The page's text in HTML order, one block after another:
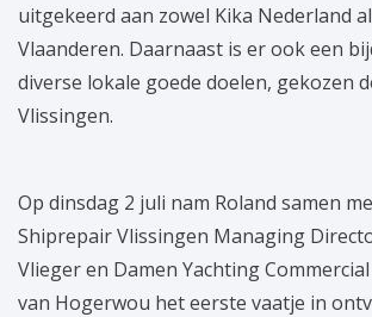
uitgekeerd aan zowel Kika Nederland
Vlaanderen. Daarnaast is er ook een
diverse lokale goede doelen, gekozen
Vlissingen.
Op dinsdag 2 juli nam Roland samen
Shiprepair Vlissingen Managing
Vlieger en Damen Yachting Commercial
van Hogerwou het eerste vaatje in